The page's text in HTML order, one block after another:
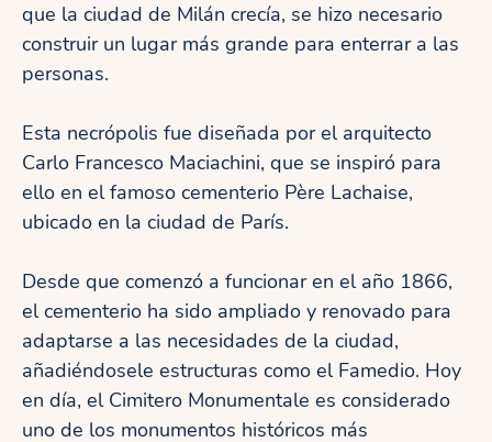
que la ciudad de Milán crecía, se hizo necesario
construir un lugar más grande para enterrar a las
personas.
Esta necrópolis fue diseñada por el arquitecto
Carlo Francesco Maciachini, que se inspiró para
ello en el famoso cementerio Père Lachaise,
ubicado en la ciudad de París.
Desde que comenzó a funcionar en el año 1866,
el cementerio ha sido ampliado y renovado para
adaptarse a las necesidades de la ciudad,
añadiéndosele estructuras como el Famedio. Hoy
en día, el Cimitero Monumentale es considerado
uno de los monumentos históricos más